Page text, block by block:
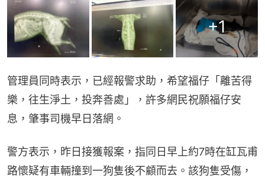
+1
管理員同時表示，已經報警求助，希望福仔「離苦得
樂，往生淨土，投奔善處」，許多網民祝願福仔安
息，肇事司機早日落網。
警方表示，昨日接獲報案，指同日早上約7時在缸瓦甫
路懷疑有車輛撞到一狗隻後不顧而去。該狗隻受傷，